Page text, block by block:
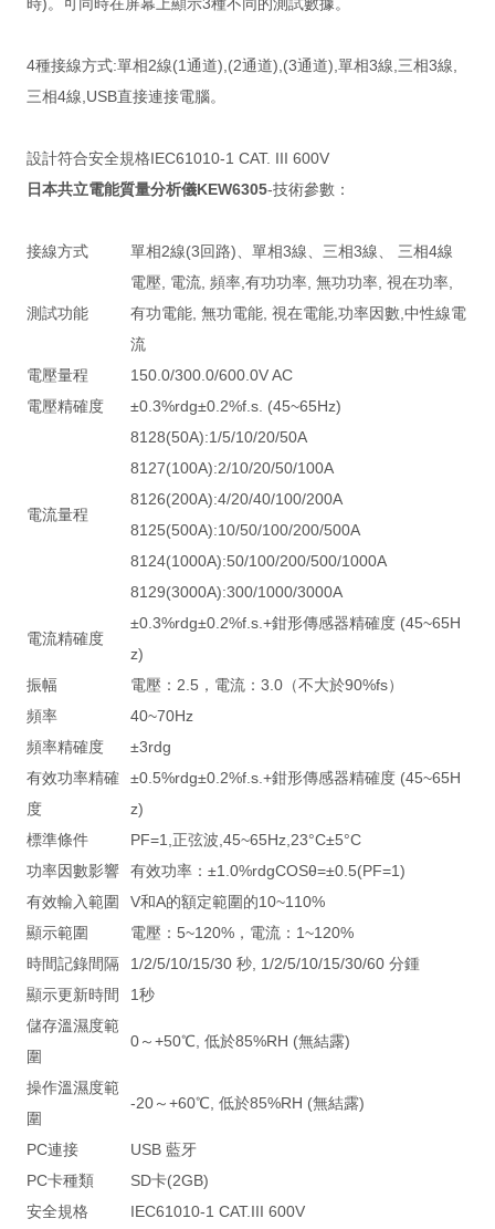
時)。可同時在屏幕上顯示3種不同的測試數據。
4種接線方式:單相2線(1通道),(2通道),(3通道),單相3線,三相3線,
三相4線,USB直接連接電腦。
設計符合安全規格IEC61010-1 CAT. III 600V
日本共立電能質量分析儀KEW6305-技術參數：
接線方式 單相2線(3回路)、單相3線、三相3線、 三相4線
測試功能
電壓, 電流, 頻率,有功功率, 無功功率, 視在功率,
有功電能, 無功電能, 視在電能,功率因數,中性線電
流
電壓量程
150.0/300.0/600.0V AC
電壓精確度
±0.3%rdg±0.2%f.s. (45~65Hz)
電流量程
8128(50A):1/5/10/20/50A
8127(100A):2/10/20/50/100A
8126(200A):4/20/40/100/200A
8125(500A):10/50/100/200/500A
8124(1000A):50/100/200/500/1000A
8129(3000A):300/1000/3000A
電流精確度
±0.3%rdg±0.2%f.s.+鉗形傳感器精確度 (45~65H
z)
振幅
電壓：2.5，電流：3.0（不大於90%fs）
頻率
40~70Hz
頻率精確度
±3rdg
有效功率精確
度
±0.5%rdg±0.2%f.s.+鉗形傳感器精確度 (45~65H
z)
標準條件
PF=1,正弦波,45~65Hz,23°C±5°C
功率因數影響
有效功率：±1.0%rdgCOSθ=±0.5(PF=1)
有效輸入範圍
V和A的額定範圍的10~110%
顯示範圍
電壓：5~120%，電流：1~120%
時間記錄間隔
1/2/5/10/15/30 秒, 1/2/5/10/15/30/60 分鍾
顯示更新時間
1秒
儲存溫濕度範
圍
0～+50℃, 低於85%RH (無結露)
操作溫濕度範
圍
-20～+60℃, 低於85%RH (無結露)
PC連接
USB 藍牙
PC卡種類
SD卡(2GB)
安全規格
IEC61010-1 CAT.III 600V